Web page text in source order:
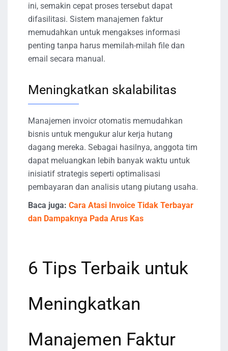
ini, semakin cepat proses tersebut dapat
difasilitasi. Sistem manajemen faktur
memudahkan untuk mengakses informasi
penting tanpa harus memilah-milah file dan
email secara manual.
Meningkatkan skalabilitas
Manajemen invoicr otomatis memudahkan
bisnis untuk mengukur alur kerja hutang
dagang mereka. Sebagai hasilnya, anggota tim
dapat meluangkan lebih banyak waktu untuk
inisiatif strategis seperti optimalisasi
pembayaran dan analisis utang piutang usaha.
Baca juga: Cara Atasi Invoice Tidak Terbayar
dan Dampaknya Pada Arus Kas
6 Tips Terbaik untuk
Meningkatkan
Manajemen Faktur